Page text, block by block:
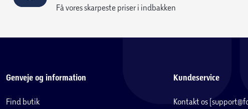
Få vores skarpeste priser i indbakken
Genveje og information
Find butik
Kundeservice
Kontakt os